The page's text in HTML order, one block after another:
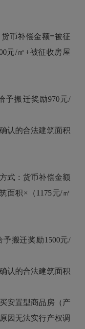
币补偿金额=被征
元/㎡+被征收房屋
搬迁奖励970元/
的合法建筑面积
：货币补偿金额
面积×（1175元/㎡
搬迁奖励1500元/
的合法建筑面积
置型商品房（产
因无法实行产权调